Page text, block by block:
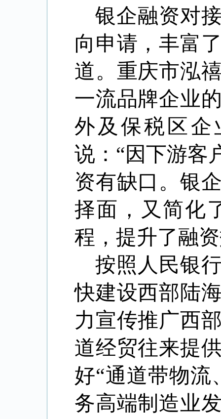
银企融资对
向申请，丰富
道。重庆市泓
一流品牌企业
外及保税区企
说：“因下游客
资有缺口。银
择面，又简化
程，提升了融
按照人民银
快建设西部陆
力宣传推广西
道经贸往来提
好“通道带物流
务高端制造业